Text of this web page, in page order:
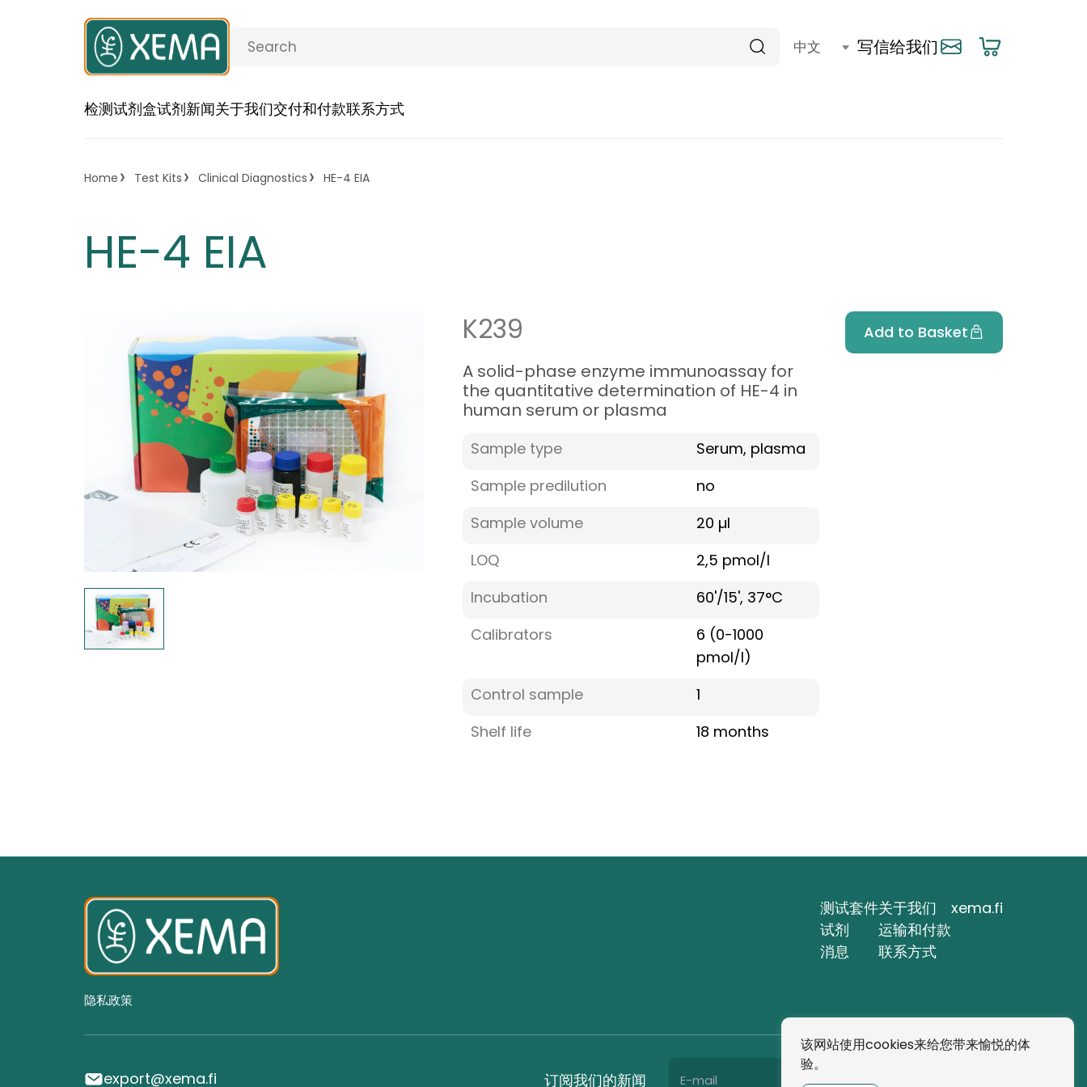
写信给我们
检测试剂盒试剂新闻关于我们交付和付款联系方式
Home Test Kits Clinical Diagnostics HE-4 EIA
HE-4 EIA
K239
A solid-phase enzyme immunoassay for
the quantitative determination of HE-4 in
human serum or plasma
Add to Basket
Sample type
Serum, plasma
Sample predilution
no
Sample volume
20 µl
LOQ
2,5 pmol/l
Incubation
60'/15', 37°C
Calibrators
6 (0-1000
pmol/l)
Control sample
1
Shelf life
18 months
隐私政策
测试套件
试剂
消息
关于我们
运输和付款
联系方式
xema.fi
export@xema.fi 订阅我们的新闻
该网站使用cookies来给您带来愉悦的体
验。